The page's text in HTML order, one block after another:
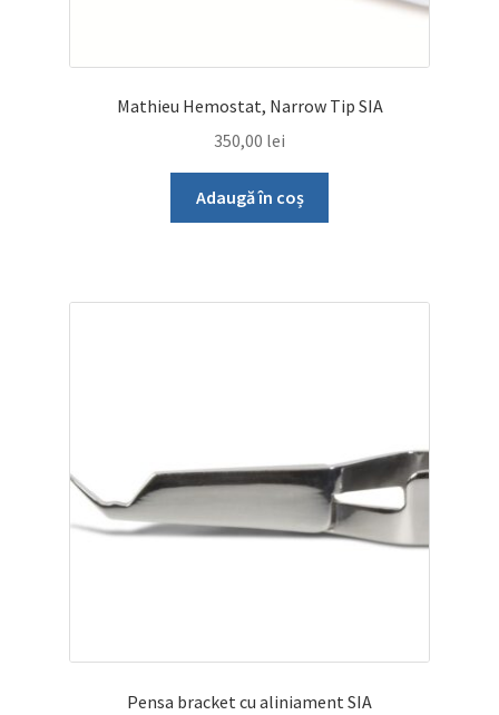
Mathieu Hemostat, Narrow Tip SIA
350,00 lei
Adaugă în coș
Pensa bracket cu aliniament SIA